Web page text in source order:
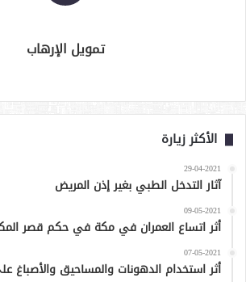
تمويل الإرهاب
الأكثر زيارة
29-04-2021
آثار التدخل الطبي بغير إذن المريض
09-05-2021
أثر اتساع العمران في مكة في حكم قصر
07-05-2021
أثر استخدام الدهونات والمساحيق والأصباغ